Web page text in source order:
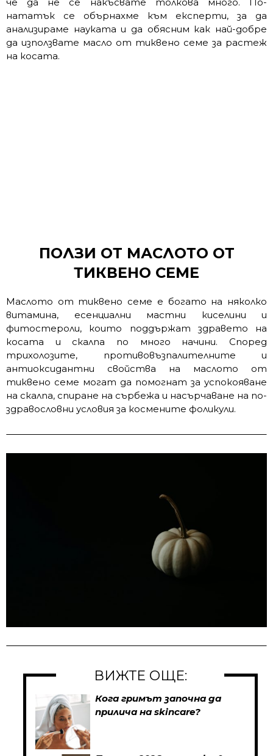
нататък се обърнахме към експерти, за да
анализираме науката и да обясним как най-добре
да използвате масло от тиквено семе за растеж
на косата.
ПОЛЗИ ОТ МАСЛОТО ОТ
ТИКВЕНО СЕМЕ
Маслото от тиквено семе е богато на няколко
витамина, есенциални мастни киселини и
фитостероли, които поддържат здравето на
косата и скалпа по много начини. Според
трихолозите, противовъзпалителните и
антиоксидантни свойства на маслото от
тиквено семе могат да помогнат за успокояване
на скалпа, спиране на сърбежа и насърчаване на по-
здравословни условия за космените фоликули.
ВИЖТЕ ОЩЕ:
Кога гримът започна да
прилича на skincare?